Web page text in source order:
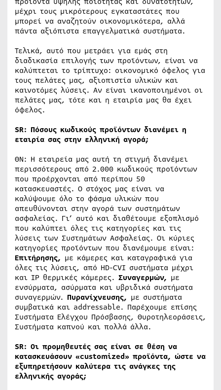
μέχρι τους μικρότερους εγκαταστάτες που
μπορεί να αναζητούν οικονομικότερα, αλλά
πάντα αξιόπιστα επαγγελματικά συστήματα.
Τελικά, αυτό που μετράει για εμάς στη
διαδικασία επιλογής των προϊόντων, είναι να
καλύπτεται το τρίπτυχο: οικονομικό όφελος για
τους πελάτες μας, αξιοπιστία υλικών και
καινοτόμες λύσεις. Αν είναι ικανοποιημένοι οι
πελάτες μας, τότε και η εταιρία μας θα έχει
όφελος.
SR: Πόσους κωδικούς προϊόντων διανέμει η
εταιρία σας στην ελληνική αγορά;
ΘΝ: Η εταιρεία μας αυτή τη στιγμή διανέμει
περισσότερους από 2.000 κωδικούς προϊόντων
που προέρχονται από περίπου 50
κατασκευαστές. Ο στόχος μας είναι να
καλύψουμε όλο το φάσμα υλικών που
απευθύνονται στην αγορά των συστημάτων
ασφαλείας. Γι’ αυτό και διαθέτουμε εξοπλισμό
που καλύπτει όλες τις κατηγορίες και τις
λύσεις των Συστημάτων Ασφαλείας. Οι κύριες
κατηγορίες προϊόντων που διανέμουμε είναι:
Επιτήρησης, με κάμερες και καταγραφικά για
όλες τις λύσεις, από HD-CVI συστήματα μέχρι
και IP θερμικές κάμερες. Συναγερμών, με
ενσύρματα, ασύρματα και υβριδικά συστήματα
συναγερμών. Πυρανίχνευσης, με συστήματα
συμβατικά και addressable. Παρέχουμε επίσης
Συστήματα Ελέγχου Πρόσβασης, Θυροτηλεοράσεις,
Συστήματα καπνού και πολλά άλλα.
SR: Οι προμηθευτές σας είναι σε θέση να
κατασκευάσουν «customized» προϊόντα, ώστε να
εξυπηρετήσουν καλύτερα τις ανάγκες της
ελληνικής αγοράς;